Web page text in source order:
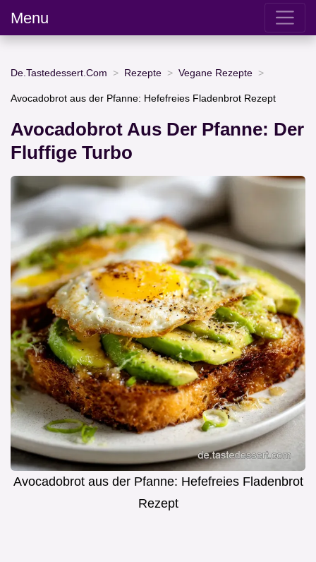
Menu
De.Tastedessert.Com Rezepte Vegane Rezepte
Avocadobrot aus der Pfanne: Hefefreies Fladenbrot Rezept
Avocadobrot Aus Der Pfanne: Der
Fluffige Turbo
Avocadobrot aus der Pfanne: Hefefreies Fladenbrot
Rezept